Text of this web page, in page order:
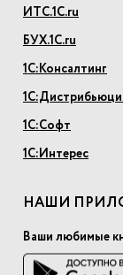
ИТС.1С.ru
БУХ.1С.ru
1С:Консалтинг
1С:Софт
1С:Интерес
НАШИ
Ваши любимые